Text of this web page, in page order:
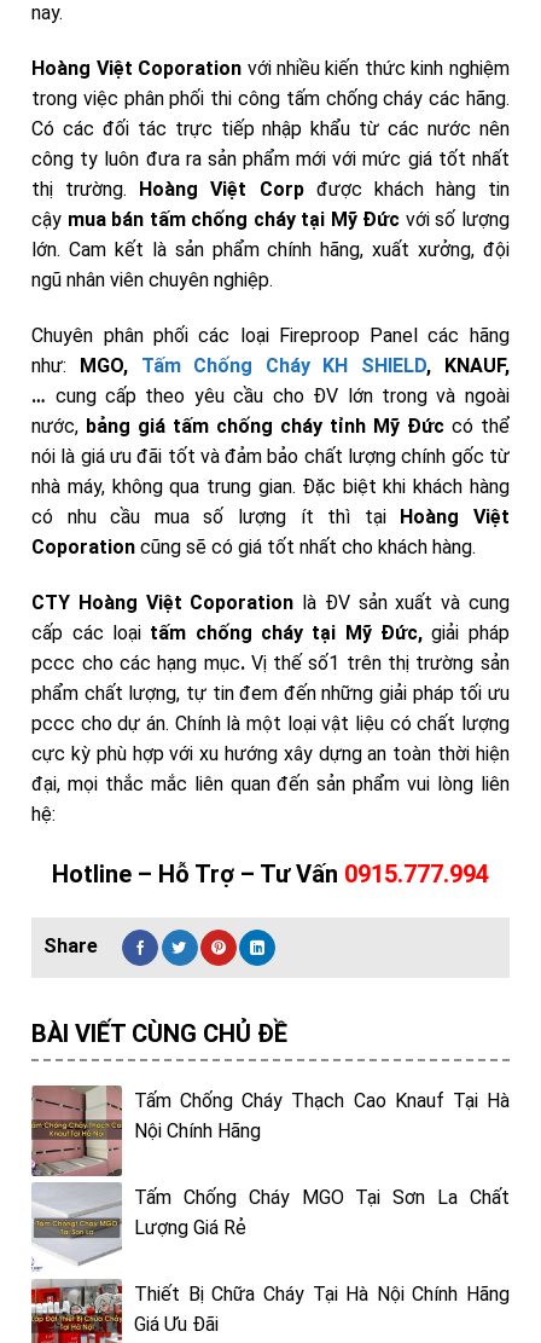
nay.
Hoàng Việt Coporation với nhiều kiến thức kinh nghiệm
trong việc phân phối thi công tấm chống cháy các hãng.
Có các đối tác trực tiếp nhập khẩu từ các nước nên
công ty luôn đưa ra sản phẩm mới với mức giá tốt nhất
thị trường. Hoàng Việt Corpđược khách hàng tin
cậy mua bán tấm chống cháy tại Mỹ Đức với số lượng
lớn. Cam kết là sản phẩm chính hãng, xuất xưởng, đội
ngũ nhân viên chuyên nghiệp.
Chuyên phân phối các loại Fireproop Panel các hãng
như: MGO, Tấm Chống Cháy KH SHIELD, KNAUF,
… cung cấp theo yêu cầu cho ĐV lớn trong và ngoài
nước, bảng giá tấm chống cháy tỉnh Mỹ Đứccó thể
nói là giá ưu đãi tốt và đảm bảo chất lượng chính gốc từ
nhà máy, không qua trung gian. Đặc biệt khi khách hàng
có nhu cầu mua số lượng ít thì tại Hoàng Việt
Coporation cũng sẽ có giá tốt nhất cho khách hàng.
CTY Hoàng Việt Coporation là ĐV sản xuất và cung
cấp các loại tấm chống cháy tại Mỹ Đức,giải pháp
pccc cho các hạng mục.Vị thế số1 trên thị trường sản
phẩm chất lượng, tự tin đem đến những giải pháp tối ưu
pccc cho dự án. Chính là một loại vật liệu có chất lượng
cực kỳ phù hợp với xu hướng xây dựng an toàn thời hiện
đại, mọi thắc mắc liên quan đến sản phẩm vui lòng liên
hệ:
Hotline – Hỗ Trợ – Tư Vấn 0915.777.994
BÀI VIẾT CÙNG CHỦ ĐỀ
Tấm Chống Cháy Thạch Cao Knauf Tại Hà
Nội Chính Hãng
Tấm Chống Cháy MGO Tại Sơn La Chất
Lượng Giá Rẻ
Thiết Bị Chữa Cháy Tại Hà Nội Chính Hãng
Giá Ưu Đãi